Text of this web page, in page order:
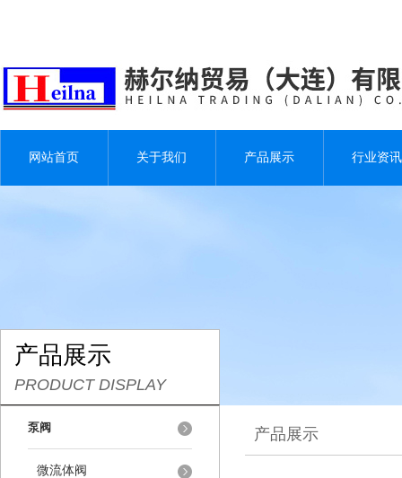
网站首页 关于我们 产品展示 行业资讯
产品展示
PRODUCT DISPLAY
泵阀
微流体阀
产品展示